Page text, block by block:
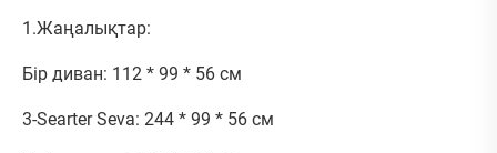
1.Жаңалықтар:
Бір диван: 112 * 99 * 56 см
3-Searter Seva: 244 * 99 * 56 см